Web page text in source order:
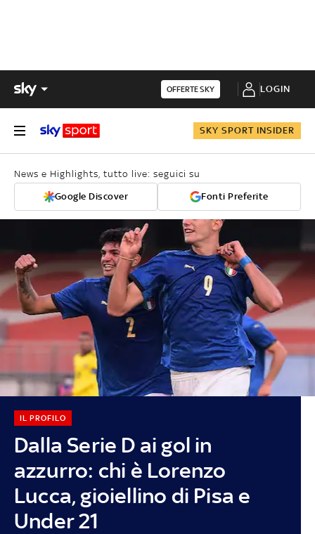
OFFERTE SKY LOGIN
SKY SPORT INSIDER
News e Highlights, tutto live: seguici su
Google Discover Fonti Preferite
Dalla Serie D ai gol in
azzurro: chi è Lorenzo
Lucca, gioiellino di Pisa e
Under 21
IL PROFILO